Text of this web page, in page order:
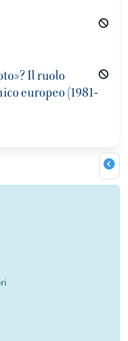
Il ruolo
europeo (1981-